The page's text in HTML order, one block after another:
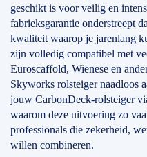
geschikt is voor veilig en
fabrieksgarantie onderstreept
kwaliteit waarop je jarenlang
zijn volledig compatibel met
Euroscaffold, Wienese en
Skyworks rolsteiger naadloos
jouw CarbonDeck-rolsteiger
waarom deze uitvoering zo
professionals die zekerheid,
willen combineren.